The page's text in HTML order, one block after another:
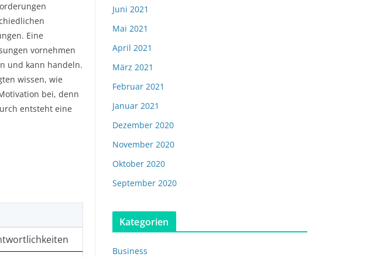
Eine
vornehmen
und kann handeln.
wissen, wie
bei, denn
entsteht eine
Juni 2021
Mai 2021
April 2021
März 2021
Februar 2021
Januar 2021
Dezember 2020
November 2020
Oktober 2020
September 2020
Kategorien
Business